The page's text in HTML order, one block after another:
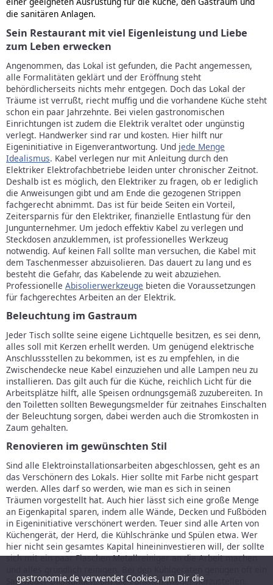
die sanitären Anlagen.
Sein Restaurant mit viel Eigenleistung und Liebe
zum Leben erwecken
Angenommen, das Lokal ist gefunden, die Pacht angemessen,
alle Formalitäten geklärt und der Eröffnung steht
behördlicherseits nichts mehr entgegen. Doch das Lokal der
Träume ist verrußt, riecht muffig und die vorhandene Küche steht
schon ein paar Jahrzehnte. Bei vielen gastronomischen
Einrichtungen ist zudem die Elektrik veraltet oder ungünstig
verlegt. Handwerker sind rar und kosten. Hier hilft nur
Eigeninitiative in Eigenverantwortung. Und jede Menge
Idealismus. Kabel verlegen nur mit Anleitung durch den
Elektriker Elektrofachbetriebe leiden unter chronischer Zeitnot.
Deshalb ist es möglich, den Elektriker zu fragen, ob er lediglich
die Anweisungen gibt und am Ende die gezogenen Strippen
fachgerecht abnimmt. Das ist für beide Seiten ein Vorteil,
Zeitersparnis für den Elektriker, finanzielle Entlastung für den
Jungunternehmer. Um jedoch effektiv Kabel zu verlegen und
Steckdosen anzuklemmen, ist professionelles Werkzeug
notwendig. Auf keinen Fall sollte man versuchen, die Kabel mit
dem Taschenmesser abzuisolieren. Das dauert zu lang und es
besteht die Gefahr, das Kabelende zu weit abzuziehen.
Professionelle Abisolierwerkzeuge bieten die Voraussetzungen
für fachgerechtes Arbeiten an der Elektrik.
Beleuchtung im Gastraum
Jeder Tisch sollte seine eigene Lichtquelle besitzen, es sei denn,
alles soll mit Kerzen erhellt werden. Um genügend elektrische
Anschlussstellen zu bekommen, ist es zu empfehlen, in die
Zwischendecke neue Kabel einzuziehen und alle Lampen neu zu
installieren. Das gilt auch für die Küche, reichlich Licht für die
Arbeitsplätze hilft, alle Speisen ordnungsgemäß zuzubereiten. In
den Toiletten sollten Bewegungsmelder für zeitnahes Einschalten
der Beleuchtung sorgen, dabei werden auch die Stromkosten in
Zaum gehalten.
Renovieren im gewünschten Stil
Sind alle Elektroinstallationsarbeiten abgeschlossen, geht es an
das Verschönern des Lokals. Hier sollte mit Farbe nicht gespart
werden. Alles darf so werden, wie man es sich in seinen
Träumen vorgestellt hat. Auch hier lässt sich eine große Menge
an Eigenkapital sparen, indem alle Wände, Decken und Fußböden
in Eigeninitiative verschönert werden. Teuer sind alle Arten von
Küchengerät, der Herd, die Kühlschränke und Spülen etwa. Wer
hier nicht sein gesamtes Kapital hineininvestieren will, der sollte
sich mit ein paar Flaschen Metallreiniger an die Arbeit machen
Satz neuer Dichtungen, um die Funktion wieder herzustellen.
gastronomie.de verwendet Cookies, um Dir die